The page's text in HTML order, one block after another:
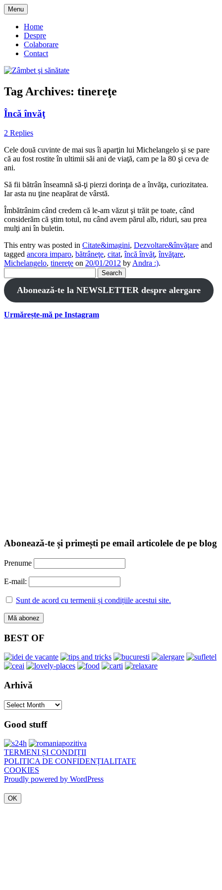
Skip
to
content
Zâmbet şi sănătate
Menu
Home
Despre
Colaborare
Contact
Tag Archives: tinereţe
Încă învăţ
2 Replies
Cele două cuvinte de mai sus îi aparţin lui Michelangelo şi se pare
că au fost rostite în ultimii săi ani de viaţă, cam pe la 80 şi ceva de
ani.
Să fii bătrân înseamnă să-ţi pierzi dorinţa de a învăţa, curiozitatea.
Iar asta nu ţine neapărat de vârstă.
Îmbătrânim când credem că le-am văzut şi trăit pe toate, când
considerăm că ştim totul, nu când avem părul alb, riduri, sau prea
mulţi ani în buletin.
This entry was posted in Citate&imagini, Dezvoltare&învăţare and
tagged ancora imparo, bătrâneţe, citat,încă învăţ,învăţare,
Michelangelo, tinereţe on 20/01/2012 by Andra :).
for:
Abonează-te la NEWSLETTER despre alergare
Urmărește-mă pe Instagram
Abonează-te și primești pe email articolele de pe blog
Prenume
E-mail:
Sunt de acord cu termenii și condițiile acestui site.
BEST OF
Arhivă
Arhivă
Good stuff
TERMENI ȘI CONDIȚII
POLITICA DE CONFIDENȚIALITATE
COOKIES
Proudly powered by WordPress
OK